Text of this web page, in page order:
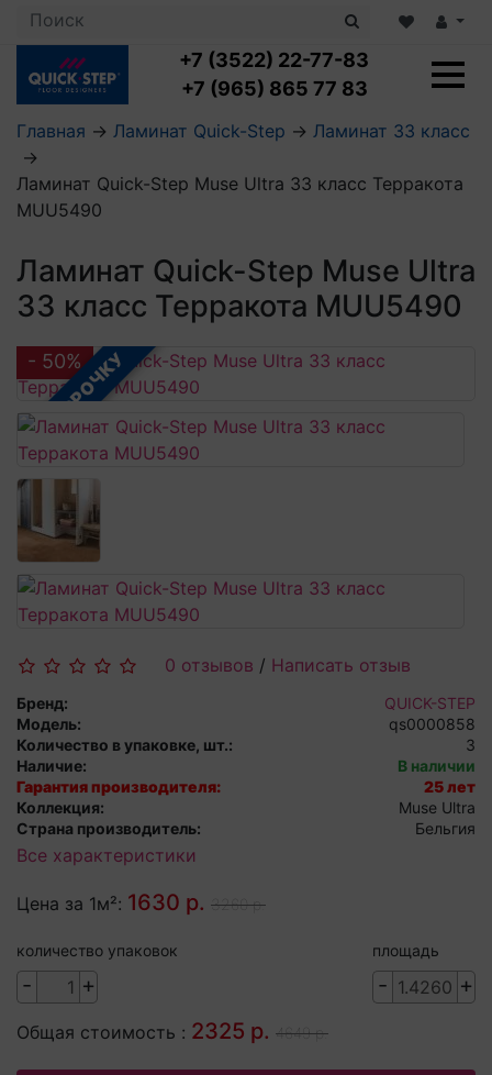
+7 (3522) 22-77-83
+7 (965) 865 77 83
Ламинат с укладкой
Ламинат 32 класс
Посмотреть все категории
LOC FLOOR PLUS
LOC FLOOR ARCTIC
Кварцвиниловая плитка с укладкой
Клеевая кварцвиниловая плитка
Виниловый ламинат
Посмотреть все категории
Плинтус
Подложка
Пороги
Аксессуары для напольных покрытий
Посмотреть все категории
Аксессуары для стеновых панелей
Посмотреть все категории
Главная → Ламинат Quick-Step → Ламинат 33 класс
→
Ламинат Quick-Step Muse Ultra 33 класс Терракота
MUU5490
Ламинат Quick-Step Muse Ultra
33 класс Терракота MUU5490
В РАССРОЧКУ
- 50%
0 отзывов / Написать отзыв
Бренд:
QUICK-STEP
Модель:
qs0000858
Количество в упаковке, шт.:
3
Наличие:
В наличии
Гарантия производителя:
25 лет
Коллекция:
Muse Ultra
Страна производитель:
Бельгия
Все характеристики
Цена за 1м²: 1630 р. 3260 р.
количество упаковок
- +
площадь
- +
Общая стоимость : 2325 р. 4649 р.